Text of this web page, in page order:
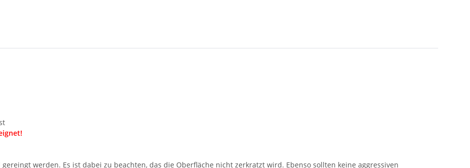
werden. Es ist dabei zu beachten, das die Oberfläche nicht zerkratzt wird. Ebenso sollten keine aggressiven